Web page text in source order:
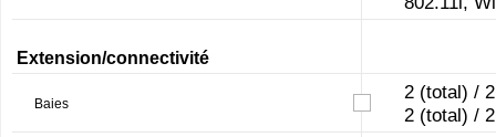
Extension/connectivité
Baies
2 (total) /
2 (total) /